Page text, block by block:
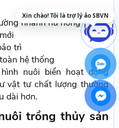
nhanh hư hỏng
trì
hệ thống
nuôi biển hoạt động
vật tư chất lượng thường
dài hơn.
trồng thủy sản
Xin chào! Tôi là trợ lý ảo SBVN